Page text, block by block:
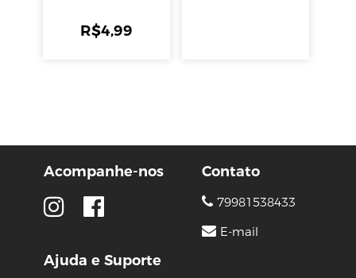
R$4,99
Acompanhe-nos
Ajuda e Suporte
Contato
79981538433
E-mail